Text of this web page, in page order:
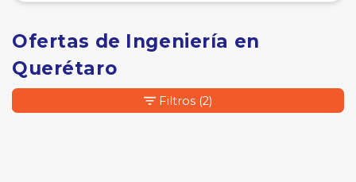
Ofertas de Ingeniería en
Querétaro
Filtros (2)